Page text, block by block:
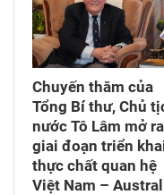
9-14/8/2026. Trả
TTXVN tại
Australia tại Việt
cho rằng chuyến
tịch nước Tô
mang ý nghĩa
được kỳ vọng
hóa các mục tiêu
Chiến lược toàn
Chuyến thăm của
Tổng Bí thư, Chủ
nước Tô Lâm mở ra
giai đoạn triển
thực chất quan hệ
Việt Nam –